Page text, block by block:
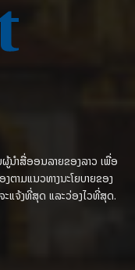
ຜູ້ນຳສື່ອອນລາຍຂອງລາວ ເພື່ອ
າມແນວທາງນະໂຍບາຍຂອງ
ແຈ້ງທີ່ສຸດ ແລະວ່ອງໄວທີ່ສຸດ.